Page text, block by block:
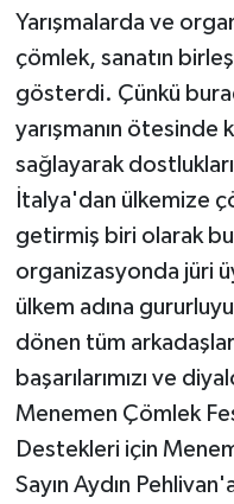
Yarışmalarda ve
çömlek, sanatın
gösterdi. Çünkü
yarışmanın ötesinde
sağlayarak
İtalya'dan ülkemize
getirmiş biri olarak
organizasyonda jüri
ülkem adına
dönen tüm
başarılarımızı ve
Menemen Çömlek
Destekleri için
Sayın Aydın